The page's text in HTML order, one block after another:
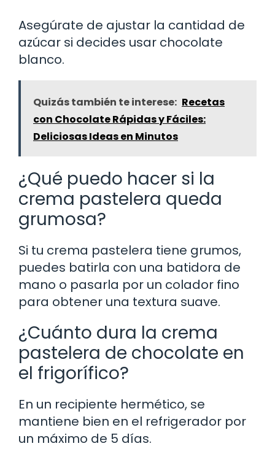
Asegúrate de ajustar la cantidad de
azúcar si decides usar chocolate
blanco.
Quizás también te interese: Recetas
con Chocolate Rápidas y Fáciles:
Deliciosas Ideas en Minutos
¿Qué puedo hacer si la
crema pastelera queda
grumosa?
Si tu crema pastelera tiene grumos,
puedes batirla con una batidora de
mano o pasarla por un colador fino
para obtener una textura suave.
¿Cuánto dura la crema
pastelera de chocolate en
el frigorífico?
En un recipiente hermético, se
mantiene bien en el refrigerador por
un máximo de 5 días.